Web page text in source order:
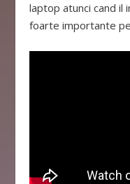
laptop atunci cand il
foarte importante